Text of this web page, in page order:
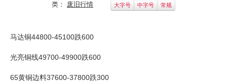
科技
镁钛
地矿 建设
类： 废旧行情 大字号 中字号 常规
马达铜44800-45100跌600
光亮铜线49700-49900跌600
65黄铜边料37600-37800跌300